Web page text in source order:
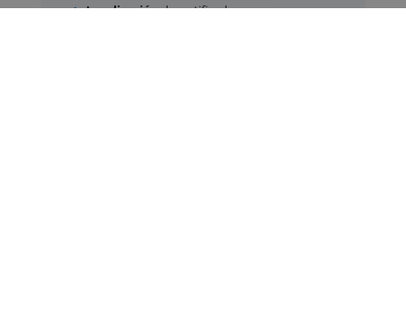
Legalizaciónde certificados